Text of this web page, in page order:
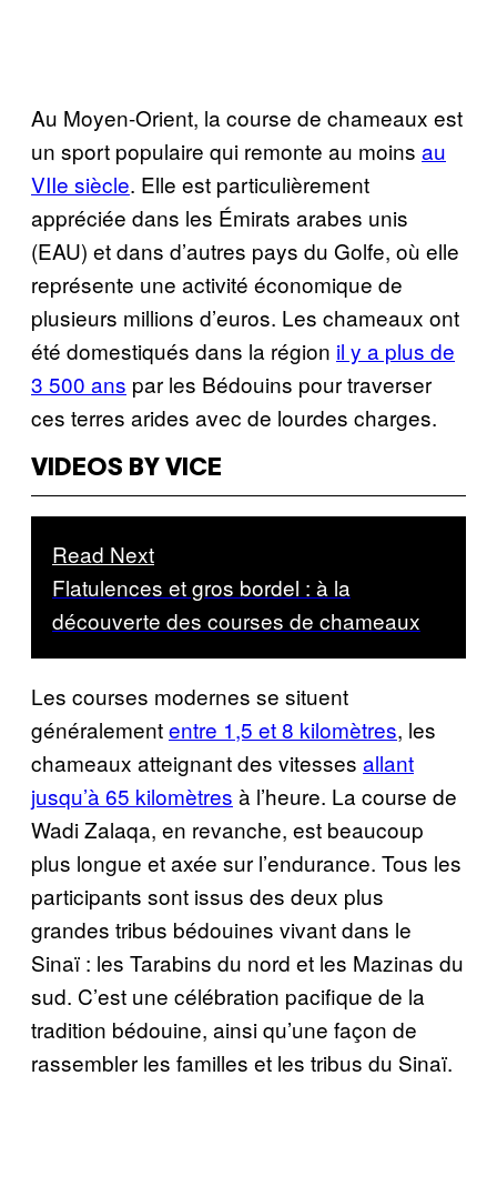
Au Moyen-Orient, la course de chameaux est
un sport populaire qui remonte au moins au
VIIe siècle. Elle est particulièrement
appréciée dans les Émirats arabes unis
(EAU) et dans d’autres pays du Golfe, où elle
représente une activité économique de
plusieurs millions d’euros. Les chameaux ont
été domestiqués dans la région il y a plus de
3 500 ans par les Bédouins pour traverser
ces terres arides avec de lourdes charges.
VIDEOS BY VICE
Read Next
Flatulences et gros bordel : à la
découverte des courses de chameaux
Les courses modernes se situent
généralemententre 1,5 et 8 kilomètres, les
chameaux atteignant des vitesses allant
jusqu’à 65 kilomètres à l’heure. La course de
Wadi Zalaqa, en revanche, est beaucoup
plus longue et axée sur l’endurance. Tous les
participants sont issus des deux plus
grandes tribus bédouines vivant dans le
Sinaï : les Tarabins du nord et les Mazinas du
sud. C’est une célébration pacifique de la
tradition bédouine, ainsi qu’une façon de
rassembler les familles et les tribus du Sinaï.